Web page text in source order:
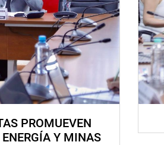
PROMUEVEN
Y MINAS